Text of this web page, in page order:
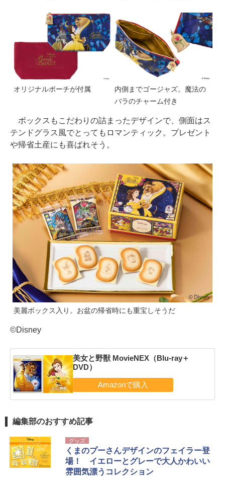
オリジナルポーチが付属
内側までゴージャズ。魔法の
バラのチャーム付き
ボックスもこだわりの詰まったデザインで、側面はス
テンドグラス風でとってもロマンティック。プレゼント
や帰省土産にも喜ばれそう。
美麗ボックス入り。お盆の帰省時にも重宝しそうだ
©Disney
美女と野獣 MovieNEX（Blu-ray＋
DVD）
編集部のおすすめ記事
グッズ
くまのプーさんデザインのフェイラー登
場！ イエローとグレーで大人かわいい
雰囲気漂うコレクション